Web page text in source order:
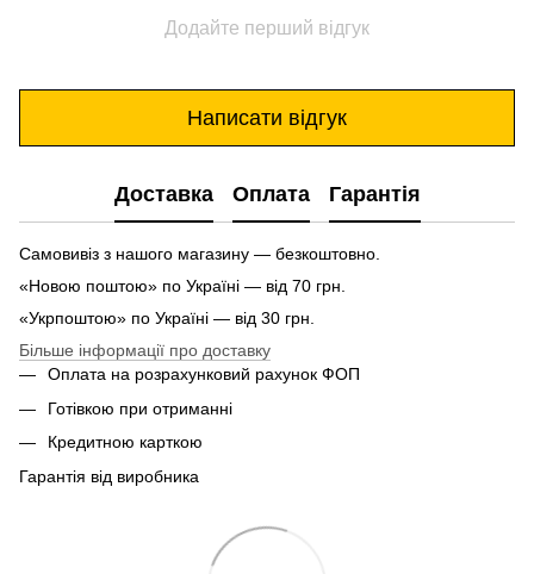
Додайте перший відгук
Написати відгук
Доставка Оплата Гарантія
Самовивіз з нашого магазину — безкоштовно.
«Новою поштою» по Україні — від 70 грн.
«Укрпоштою» по Україні — від 30 грн.
Більше інформації про доставку
Оплата на розрахунковий рахунок ФОП
Готівкою при отриманні
Кредитною карткою
Гарантія від виробника